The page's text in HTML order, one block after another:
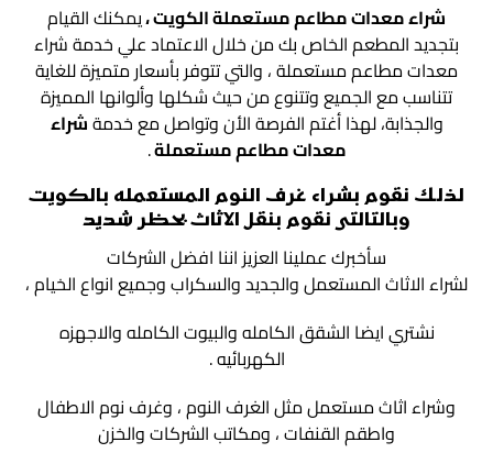
شراء معدات مطاعم مستعملة الكويت،يمكنك القيام
بتجديد المطعم الخاص بك من خلال الاعتماد علي خدمة شراء
معدات مطاعم مستعملة ، والتي تتوفر بأسعار متميزة للغاية
تتناسب مع الجميع وتتنوع من حيث شكلها وألوانها المميزة
والجذابة، لهذا أغتم الفرصة الأن وتواصل مع خدمةشراء
معدات مطاعم مستعملة.
لذلك نقوم بشراء غرف النوم المستعمله بالكويت
وبالتالتى نقوم بنقل الاثاث بحظر شديد
سأخبرك عملينا العزيز اننا افضل الشركات
لشراء الاثاث المستعمل والجديد والسكراب وجميع انواع الخيام ،
نشتري ايضا الشقق الكامله والبيوت الكامله والاجهزه
الكهربائيه .
وشراء اثاث مستعمل مثل الغرف النوم ، وغرف نوم الاطفال
واطقم القنفات ، ومكاتب الشركات والخزن